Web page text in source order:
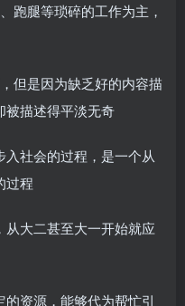
跑腿等琐碎的工作为主，
但是因为缺乏好的内容描
被描述得平淡无奇
社会的过程，是一个从
过程
大二甚至大一开始就应
资源，能够代为帮忙引